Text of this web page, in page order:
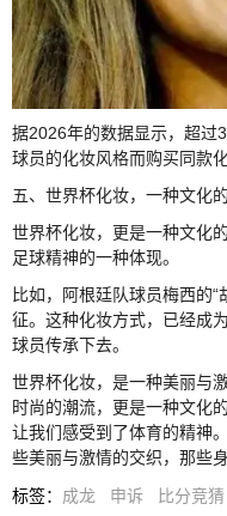
据2026年的数据显示，超过
球员的化妆风格而购买同款化
五、世界杯化妆，一种文化
世界杯化妆，更是一种文化
足球精神的一种体现。
比如，阿根廷队球员梅西的
征。这种化妆方式，已经成
球员传承下去。
世界杯化妆，是一种美丽与
时尚的潮流，更是一种文化
让我们感受到了体育的精神
些美丽与激情的交织，那些
标签： 成龙 申诉 比分竞猜